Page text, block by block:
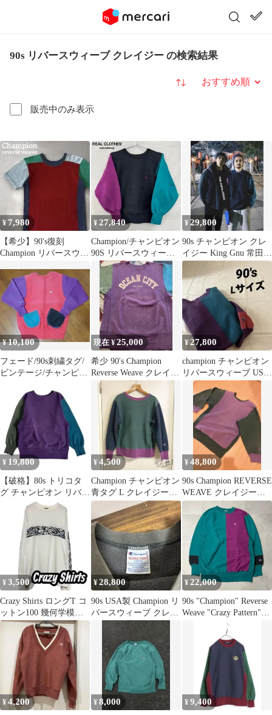
90s リバースウィーブ クレイジー の検索結果
販売中のみ表示
並び替え
¥7,980
【希少】90's復刻
Champion リバースウィ
ーン
¥27,840
Champion/チャンピオン
90S リバースウィーブ
クレイジーパターン ク
ルースウェット/M
¥ 29,800
90s チャンピオン クレ
イジー King Gnu 常田大
希 リバースウィーブ
¥10,100
フェード/90s刺繍タグ/
ビンテージ/チャンピオ
ープル
現在 ¥25,000
希少 90's Champion
Reverse Weave クレイジ
ーパターン
¥27,800
champion チャンピオン
リバースウィーブ USA
製 クレイジー 目無
¥ 19,800
【破格】80s トリコタ
グ チャンピオン リバー
スウィーブ クレイジー
パターン
¥4,500
Champion チャンピオン
青タグ L クレイジーパ
ターン 90s
¥48,800
90s Champion REVERSE
WEAVE クレイジーパ
ターン 紫
¥ 3,500
Crazy Shirts ロングT コ
ットン100 幾何学模様
サイズS
¥28,800
90s USA製 Champion リ
バースウィーブ クレイ
ジーパターン L
¥22,000
90s "Champion" Reverse
Weave "Crazy Pattern"
¥4,200 ¥8,000 ¥9,400